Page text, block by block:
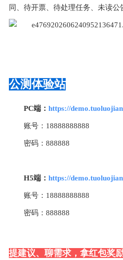
同、待开票、待处理任务、未读公
公测体验站
PC端： https://
账号：18888888888
密码：888888
H5端： https://
账号：18888888888
密码：888888
提建议、聊需求，拿红包奖励